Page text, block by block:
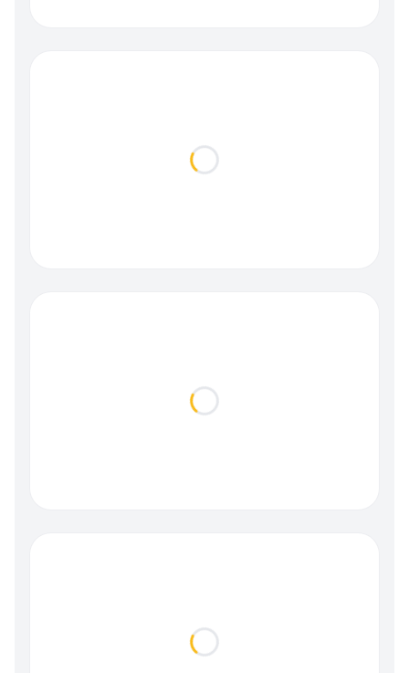
Loading...
Loading...
Loading...